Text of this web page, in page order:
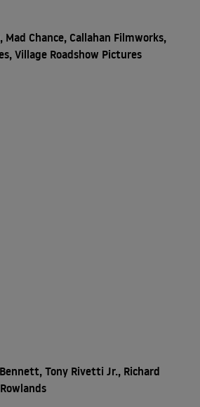
Mad Chance, Callahan Filmworks,
Village Roadshow Pictures
Tony Rivetti Jr., Richard